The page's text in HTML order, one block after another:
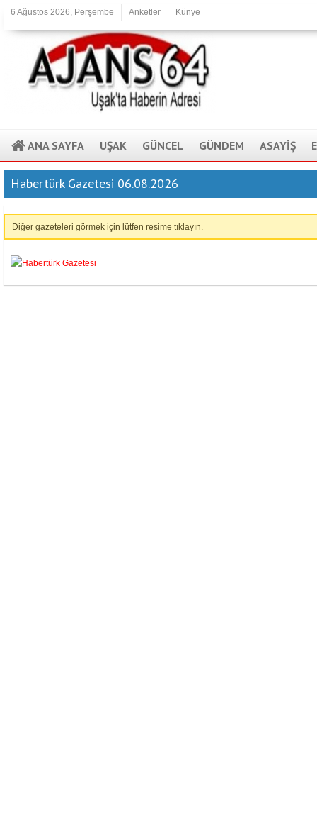
6 Ağustos 2026, Perşembe Anketler Künye
ANA SAYFA UŞAK GÜNCEL GÜNDEM ASAYİŞ
Habertürk Gazetesi 06.08.2026
Diğer gazeteleri görmek için lütfen resime tıklayın.